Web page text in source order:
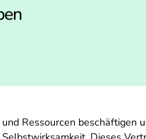
Ressourcen beschäftigen